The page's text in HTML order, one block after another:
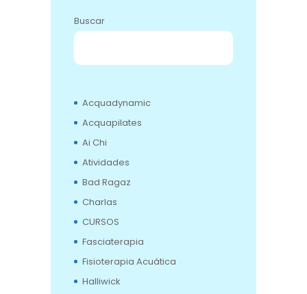
Buscar
Acquadynamic
Acquapilates
Ai Chi
Atividades
Bad Ragaz
Charlas
CURSOS
Fasciaterapia
Fisioterapia Acuática
Halliwick